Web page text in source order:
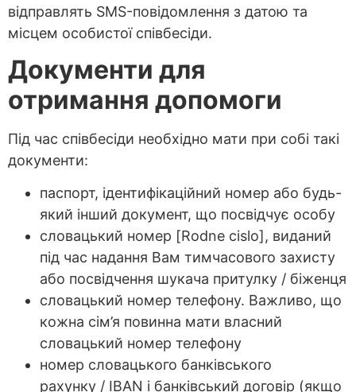
відправлять SMS-повідомлення з датою та
місцем особистої співбесіди.
Документи для
отримання допомоги
Під час співбесіди необхідно мати при собі такі
документи:
паспорт, ідентифікаційний номер або будь-
який інший документ, що посвідчує особу
словацький номер [Rodne cislo], виданий
під час надання Вам тимчасового захисту
або посвідчення шукача притулку / біженця
словацький номер телефону. Важливо, що
кожна сім’я повинна мати власний
словацький номер телефону
номер словацького банківського
рахунку / IBAN і банківський договір (якщо